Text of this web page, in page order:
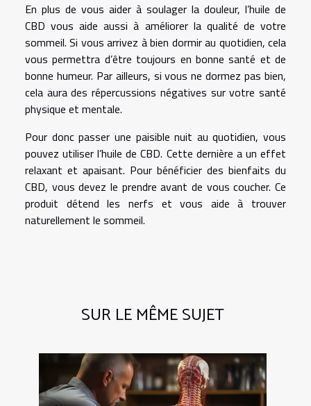
En plus de vous aider à soulager la douleur, l’huile de
CBD vous aide aussi à améliorer la qualité de votre
sommeil. Si vous arrivez à bien dormir au quotidien, cela
vous permettra d’être toujours en bonne santé et de
bonne humeur. Par ailleurs, si vous ne dormez pas bien,
cela aura des répercussions négatives sur votre santé
physique et mentale.
Pour donc passer une paisible nuit au quotidien, vous
pouvez utiliser l’huile de CBD. Cette dernière a un effet
relaxant et apaisant. Pour bénéficier des bienfaits du
CBD, vous devez le prendre avant de vous coucher. Ce
produit détend les nerfs et vous aide à trouver
naturellement le sommeil.
SUR LE MÊME SUJET